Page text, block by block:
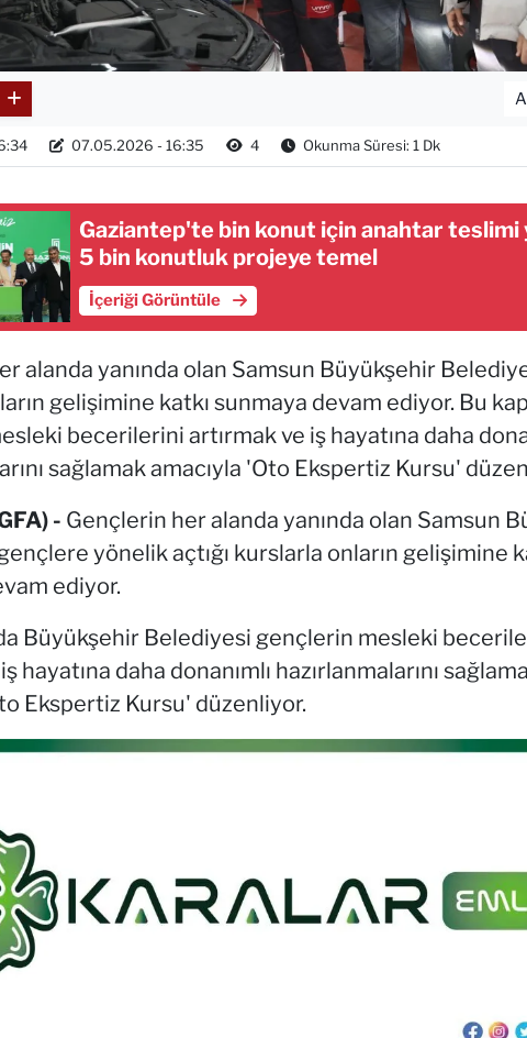
A
07.05.2026 - 16:35 4 Okunma Süresi: 1 Dk
Gaziantep'te bin konut için anahtar teslimi
5 bin konutluk projeye temel
İçeriği Görüntüle
alanda yanında olan Samsun Büyükşehir
gelişimine katkı sunmaya devam ediyor. Bu
becerilerini artırmak ve iş hayatına daha
sağlamak amacıyla 'Oto Ekspertiz Kursu'
- Gençlerin her alanda yanında olan Samsun
yönelik açtığı kurslarla onların gelişimine
ediyor.
Büyükşehir Belediyesi gençlerin mesleki
hayatına daha donanımlı hazırlanmalarını
Ekspertiz Kursu' düzenliyor.